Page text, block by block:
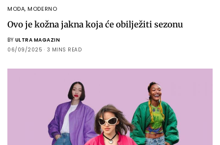
MODA,MODERNO
Ovo je kožna jakna koja će obilježiti sezonu
BY ULTRA MAGAZIN
06/09/2025
3 MINS READ